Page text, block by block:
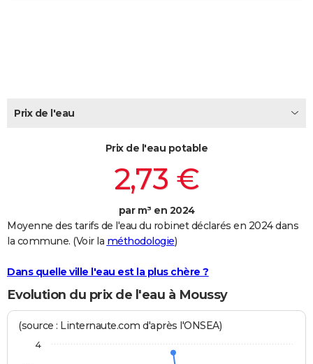
FORUM
Bricolage
Lifestyle
Culture
Sport
Auto
Television
Voyage
Cinema
Prix de l'eau
Prix de l'eau potable
2,73 €
par m³ en 2024
Moyenne des tarifs de l'eau du robinet déclarés en 2024 dans
la commune. (Voir la méthodologie)
Dans quelle ville l'eau est la plus chère ?
Evolution du prix de l'eau à Moussy
(source : Linternaute.com d'après l'ONSEA)
4